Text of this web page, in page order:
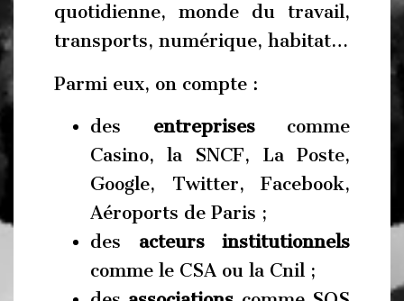
quotidienne, monde du travail,
transports, numérique, habitat…
Parmi eux, on compte :
des entreprises comme
Casino, la SNCF, La Poste,
Google, Twitter, Facebook,
Aéroports de Paris ;
des acteurs institutionnels
comme le CSA ou la Cnil ;